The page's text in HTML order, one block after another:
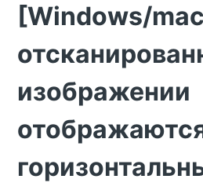
[Windows/
изображении